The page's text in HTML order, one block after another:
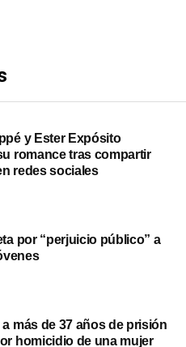
y Ester Expósito
romance tras compartir
redes sociales
por “perjuicio público” a
más de 37 años de prisión
homicidio de una mujer